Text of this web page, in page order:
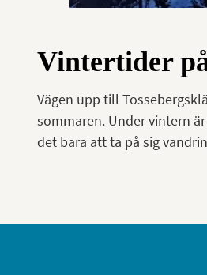
Vintertider
Vägen upp till
sommaren. Under vintern
det bara att ta på sig